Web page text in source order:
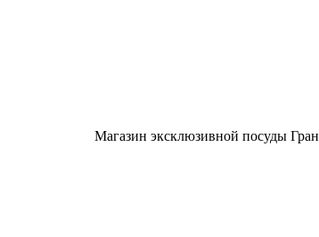
Магазин эксклюзивной посуды